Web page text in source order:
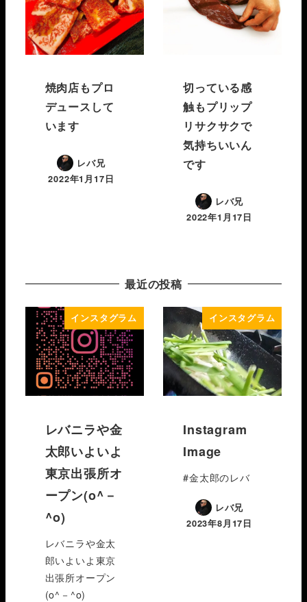
焼肉店もプロ
デュースして
います
レバ兄
2022年1月17日
切っている感
触もプリップ
リサクサクで
気持ちいいん
です
レバ兄
2022年1月17日
最近の投稿
インスタグラム
レバニラや金
太郎いよいよ
東京出張所オ
ープン(o^－
^o)
レバニラや金太
郎いよいよ東京
出張所オープン
(o^－^o)
インスタグラム
Instagram
Image
#金太郎のレバ
レバ兄
2023年8月17日